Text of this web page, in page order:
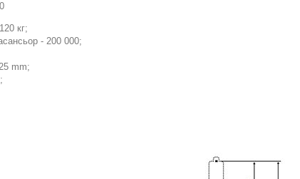
кг;
- 200 000;
mm;